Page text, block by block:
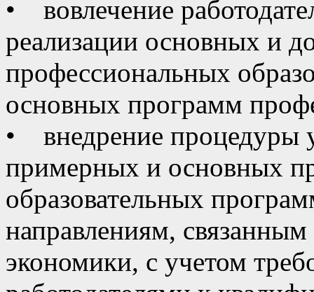
• вовлечение
реализации основных и
профессиональных
основных программ
• внедрение процедуры
примерных и основных
образовательных
направлениям,
экономики, с учетом